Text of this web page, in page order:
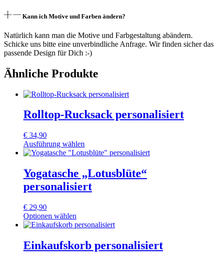
Kann ich Motive und Farben ändern?
Natürlich kann man die Motive und Farbgestaltung abändern.
Schicke uns bitte eine unverbindliche Anfrage. Wir finden sicher das
passende Design für Dich :-)
Ähnliche Produkte
Rolltop-Rucksack personalisiert
€ 34,90
Ausführung wählen
Dieses
weist
mehrere
Varianten
Die
Optionen
können
auf
der
Produktseite
Yogatasche „Lotusblüte“
personalisiert
€ 29,90
Optionen wählen
Dieses
weist
mehrere
Einkaufskorb personalisiert